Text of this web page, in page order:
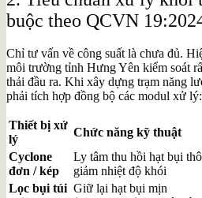
buộc theo QCVN
Chỉ tư vấn về công suất là chưa đủ.
môi trường tỉnh Hưng Yên kiểm soát
thải đầu ra. Khi xây dựng trạm năng
phải tích hợp đồng bộ các modul xử lý:
Thiết bị xử
lý
Chức năng kỹ thuật
Cyclone
đơn / kép
Ly tâm thu hồi hạt bụi
giảm nhiệt độ khói
Lọc bụi túi Giữ lại hạt bụi mịn